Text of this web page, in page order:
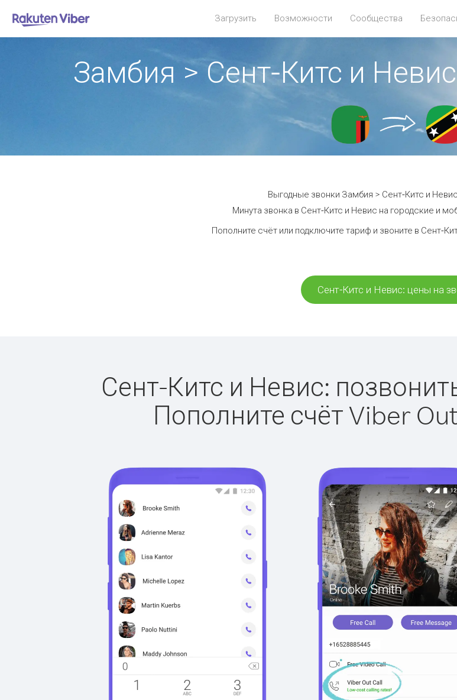
Загрузить Возможности Сообщества
Замбия > Сент-Китс и
Выгодные звонки Замбия > Сент-Китс и
Минута звонка в Сент-Китс и Невис на городские и
Пополните счёт или подключите тариф и звоните в Сент-
Сент-Китс и Невис: цены на
Сент-Китс и Невис:
Пополните счёт Viber